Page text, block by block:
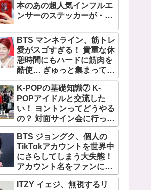
本のあの超人気インフルエ
ンサーのステッカーが・・
るその人物は大よろこび！
まさに「成功したファン」
だと話題沸騰
BTS マンネライン、筋トレ
愛がスゴすぎる！ 貴重な休
憩時間にもハードに筋肉を
酷使… ぎゅっと集まってお
互いの体に負荷をかけあう
３人のトレーニング風景が
かわいすぎるとファンくぎ
づけ
K-POPの基礎知識⑦ K-
POPアイドルと交流した
い！ ヨントンってどうやる
の？ 対面サイン会に行って
みたい！ ショケ、お見送り
会、握手会・・・リリース
イベントあれこれを紹介
BTS ジョングク、個人の
TikTokアカウントを世界中
にさらしてしまう大失態！
アカウント名をファンにい
じられてタジタジに
ITZY イェジ、無視するリ